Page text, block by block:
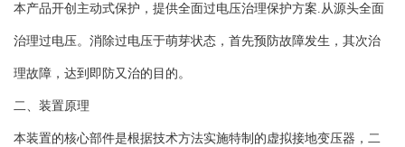
本产品开创主动式保护，提供全面过电压治理保护方案.从源头全面
治理过电压。消除过电压于萌芽状态，首先预防故障发生，其次治
理故障，达到即防又治的目的。
二、装置原理
本装置的核心部件是根据技术方法实施特制的虚拟接地变压器，二